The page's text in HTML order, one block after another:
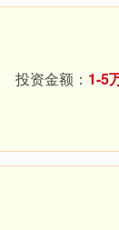
投资金额： 1-5